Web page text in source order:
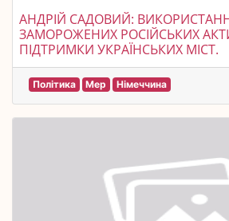
АНДРІЙ САДОВИЙ:
ЗАМОРОЖЕНИХ РОСІЙСЬКИХ
ПІДТРИМКИ УКРАЇНСЬКИХ МІСТ.
Політика Мер Німеччина